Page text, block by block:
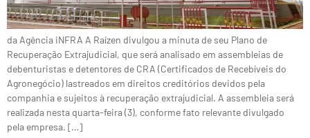
da Agência iNFRA A Raízen divulgou a minuta de seu Plano de
Recuperação Extrajudicial, que será analisado em assembleias de
debenturistas e detentores de CRA (Certificados de Recebíveis do
Agronegócio) lastreados em direitos creditórios devidos pela
companhia e sujeitos à recuperação extrajudicial. A assembleia será
realizada nesta quarta-feira (3), conforme fato relevante divulgado
pela empresa. […]